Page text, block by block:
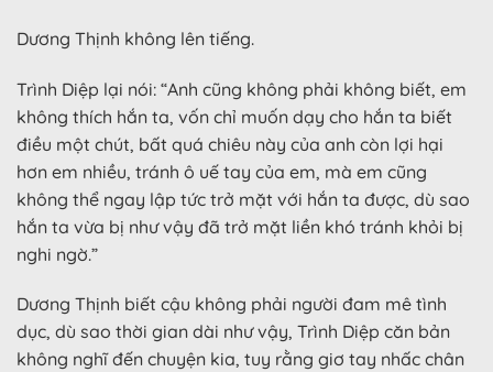
Dương Thịnh không lên tiếng.
Trình Diệp lại nói: “Anh cũng không phải không biết, em
không thích hắn ta, vốn chỉ muốn dạy cho hắn ta biết
điều một chút, bất quá chiêu này của anh còn lợi hại
hơn em nhiều, tránh ô uế tay của em, mà em cũng
không thể ngay lập tức trở mặt với hắn ta được, dù sao
hắn ta vừa bị như vậy đã trở mặt liền khó tránh khỏi bị
nghi ngờ.”
Dương Thịnh biết cậu không phải người đam mê tình
dục, dù sao thời gian dài như vậy, Trình Diệp căn bản
không nghĩ đến chuyện kia, tuy rằng giơ tay nhấc chân